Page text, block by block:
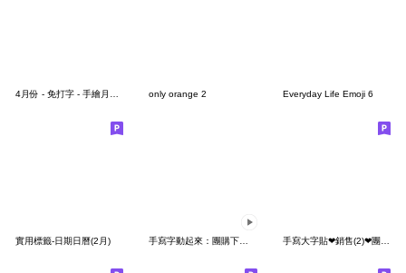
4月份 - 免打字 - 手繪月曆表情貼 only orange 2 Everyday Life Emoji 6
實用標籤-日期日曆(2月)